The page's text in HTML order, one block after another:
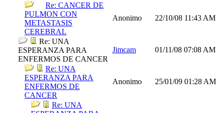
Re: CANCER DE
PULMON CON
METASTASIS
CEREBRAL
Anonimo 22/10/08 11:43 AM
Re: UNA
ESPERANZA PARA
ENFERMOS DE CANCER
Jimcam 01/11/08 07:08 AM
Re: UNA
ESPERANZA PARA
ENFERMOS DE
CANCER
Anonimo 25/01/09 01:28 AM
Re: UNA